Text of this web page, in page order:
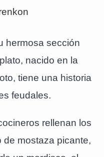
hermosa sección
nacido en la
tiene una historia
feudales.
rellenan los
de mostaza picante,